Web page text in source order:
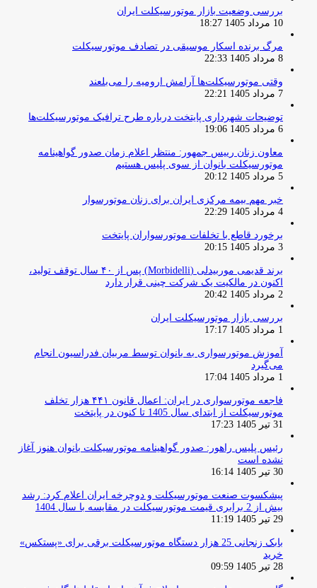
بررسی وضعیت بازار موتورسیکلت ایران
10 مرداد 1405 18:27
مرگ برنده اسکار موسیقی در تصادف موتورسیکلت
8 مرداد 1405 22:33
وقتی موتورسیکلت‌ها آرامش ارومیه را می‌بلعند
7 مرداد 1405 22:21
توضیحات شهرداری پایتخت درباره طرح ترافیک موتورسیکلت‌ها
6 مرداد 1405 19:06
معاون زنان رییس جمهور: منتظر اعلام زمان صدور گواهینامه
موتورسیکلت بانوان از سوی پلیس هستیم
5 مرداد 1405 20:12
خبر مهم بیمه مرکزی ایران برای زنان موتورسوار
4 مرداد 1405 22:29
برخورد قاطع با تخلفات موتورسواران پایتخت
3 مرداد 1405 20:15
برند قدیمی موربیدلی (Morbidelli) پس از ۴۰ سال توقف تولید،
اکنون در مالکیت یک شرکت چینی قرار دارد
2 مرداد 1405 20:42
بررسی بازار موتورسیکلت ایران
1 مرداد 1405 17:17
آموزش موتورسواری به بانوان توسط مربیان فدراسیون انجام
می‌گیرد
1 مرداد 1405 17:04
فاجعه موتورسواری در ایران: اعمال قانون ۴۴۱ هزار تخلف
موتورسیکلت از ابتدای سال 1405 تا کنون در پایتخت
31 تیر 1405 17:23
رئیس پلیس راهور: صدور گواهینامه موتورسیکلت بانوان هنوز آغاز
نشده است
30 تیر 1405 16:14
پیشکسوت صنعت موتورسیکلت و دوچرخه ایران اعلام کرد: رشد
بیش از 2 برابری قیمت موتورسیکلت در مقایسه با سال 1404
29 تیر 1405 11:19
بابک زنجانی 25 هزار دستگاه موتورسیکلت برقی برای «پستکس»
خرید
28 تیر 1405 09:59